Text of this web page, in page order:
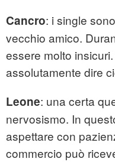
Cancro: i single
vecchio amico.
essere molto
assolutamente dire
Leone: una certa
nervosismo. In
aspettare con
commercio può